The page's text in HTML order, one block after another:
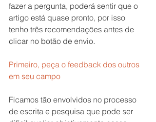
fazer a pergunta, poderá sentir que o
artigo está quase pronto, por isso
tenho três recomendações antes de
clicar no botão de envio.
Primeiro, peça o feedback dos outros
em seu campo
Ficamos tão envolvidos no processo
de escrita e pesquisa que pode ser